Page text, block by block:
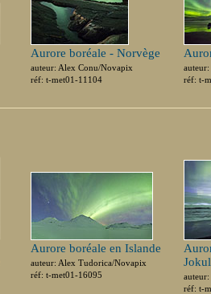
Aurore boréale - Norvège
auteur: Alex Conu/Novapix
réf: t-met01-11104
réf: t-
Aurore boréale en Islande
auteur: Alex Tudorica/Novapix
réf: t-met01-16095
réf: t-